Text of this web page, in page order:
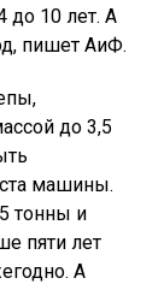
до 10 лет. А
пишет АиФ.
до 3,5
машины.
тонны и
пяти лет
А